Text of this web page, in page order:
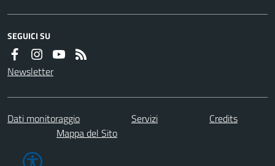
SEGUICI SU
Newsletter
Dati monitoraggio Servizi
Credits
Mappa del Sito